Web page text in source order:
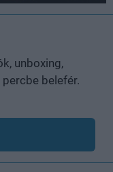
unboxing,
belefér.